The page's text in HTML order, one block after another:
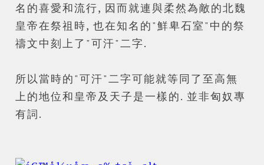
名的喜愛和流行, 因而就連與柔然為敵的北魏
皇帝在祭祖時, 也在知名的"鮮卑石室"中的祭
禱文中刻上了"可汗"二字.
所以當時的"可汗"二字可能就等同了至高無
上的地位和皇帝及天子是一樣的. 並非匈奴專
有詞.